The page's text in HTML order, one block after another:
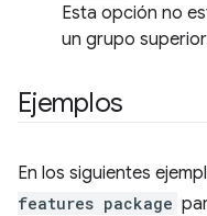
Esta opción no
un grupo
Ejemplos
En los siguientes
features package